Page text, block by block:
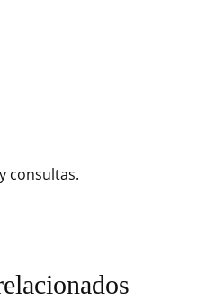
consultas.